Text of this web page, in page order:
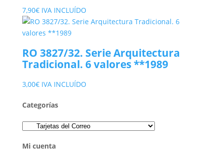
7,90€ IVA INCLUÍDO
RO 3827/32. Serie Arquitectura
Tradicional. 6 valores **1989
3,00€ IVA INCLUÍDO
Categorías
Mi cuenta